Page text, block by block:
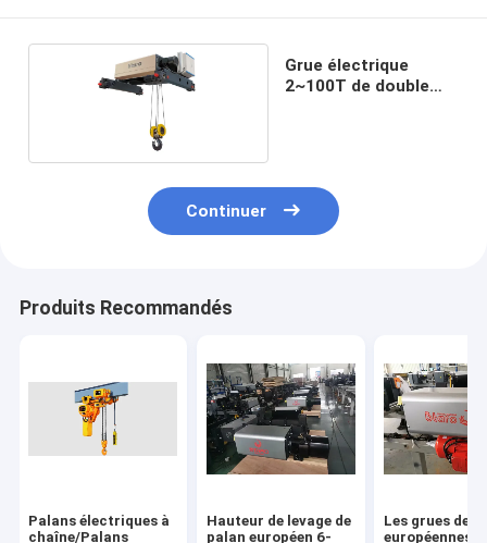
Grue électrique
2~100T de double
Continuer
Produits Recommandés
Palans électriques à
chaîne/Palans
Hauteur de levage de
palan européen 6-
Les grues de
européennes